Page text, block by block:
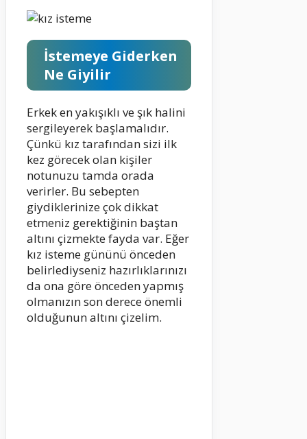
İstemeye Giderken
Ne Giyilir
Erkek en yakışıklı ve şık halini
sergileyerek başlamalıdır.
Çünkü kız tarafından sizi ilk
kez görecek olan kişiler
notunuzu tamda orada
verirler. Bu sebepten
giydiklerinize çok dikkat
etmeniz gerektiğinin baştan
altını çizmekte fayda var. Eğer
kız isteme gününü önceden
belirlediyseniz hazırlıklarınızı
da ona göre önceden yapmış
olmanızın son derece önemli
olduğunun altını çizelim.